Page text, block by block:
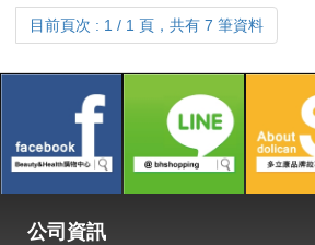
目前頁次 : 1 / 1 頁，共有 7 筆資料
公司資訊